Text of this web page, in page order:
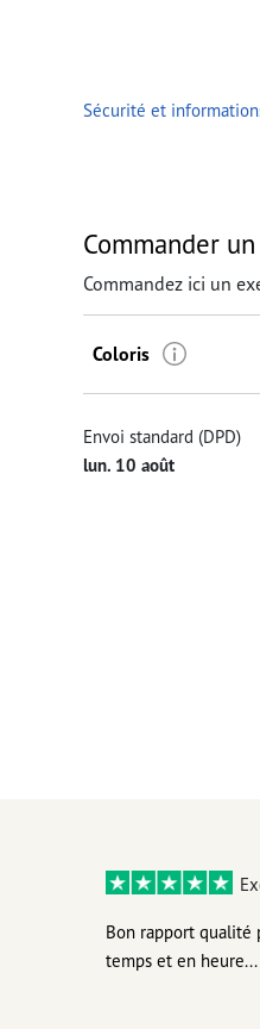
Sécurité et
Commander
Commandez ici un
Coloris
Envoi standard (DPD)
lun. 10 août
Bon rapport qualité
temps et en heure...